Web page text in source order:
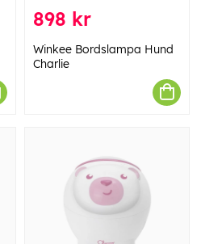
898 kr
Winkee Bordslampa Hund
Charlie